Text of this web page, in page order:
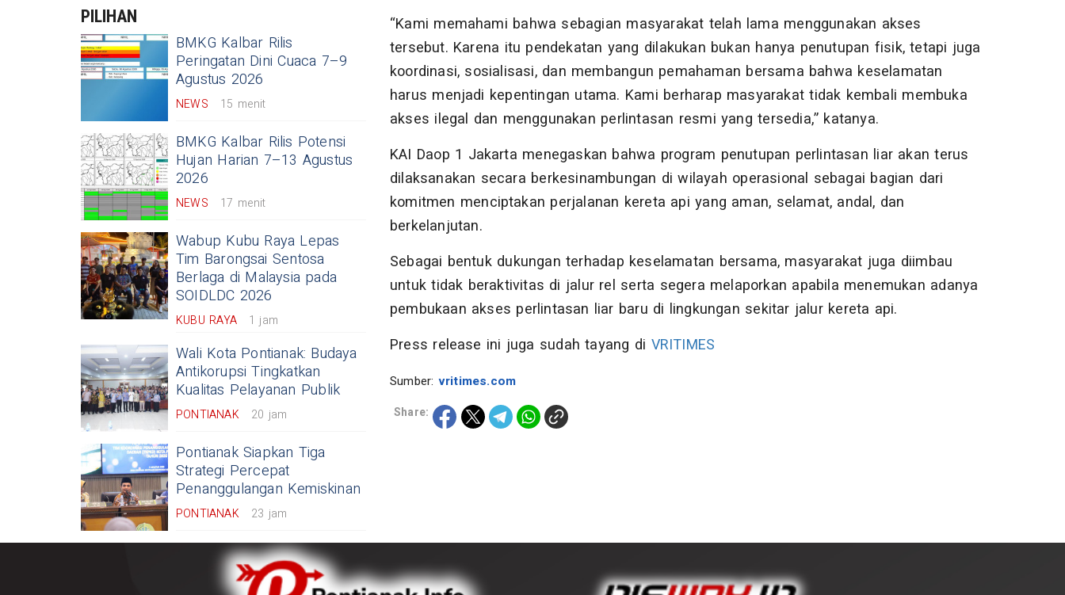
PILIHAN
BMKG Kalbar Rilis
Peringatan Dini Cuaca 7–9
Agustus 2026
NEWS 15 menit
BMKG Kalbar Rilis Potensi
Hujan Harian 7–13 Agustus
2026
NEWS 17 menit
Wabup Kubu Raya Lepas
Tim Barongsai Sentosa
Berlaga di Malaysia pada
SOIDLDC 2026
KUBU RAYA 1 jam
Wali Kota Pontianak: Budaya
Antikorupsi Tingkatkan
Kualitas Pelayanan Publik
PONTIANAK 20 jam
Pontianak Siapkan Tiga
Strategi Percepat
Penanggulangan Kemiskinan
PONTIANAK 23 jam
“Kami memahami bahwa sebagian masyarakat telah lama menggunakan akses
tersebut. Karena itu pendekatan yang dilakukan bukan hanya penutupan fisik, tetapi juga
koordinasi, sosialisasi, dan membangun pemahaman bersama bahwa keselamatan
harus menjadi kepentingan utama. Kami berharap masyarakat tidak kembali membuka
akses ilegal dan menggunakan perlintasan resmi yang tersedia,” katanya.
KAI Daop 1 Jakarta menegaskan bahwa program penutupan perlintasan liar akan terus
dilaksanakan secara berkesinambungan di wilayah operasional sebagai bagian dari
komitmen menciptakan perjalanan kereta api yang aman, selamat, andal, dan
berkelanjutan.
Sebagai bentuk dukungan terhadap keselamatan bersama, masyarakat juga diimbau
untuk tidak beraktivitas di jalur rel serta segera melaporkan apabila menemukan adanya
pembukaan akses perlintasan liar baru di lingkungan sekitar jalur kereta api.
Press release ini juga sudah tayang di VRITIMES
Sumber:vritimes.com
Share: